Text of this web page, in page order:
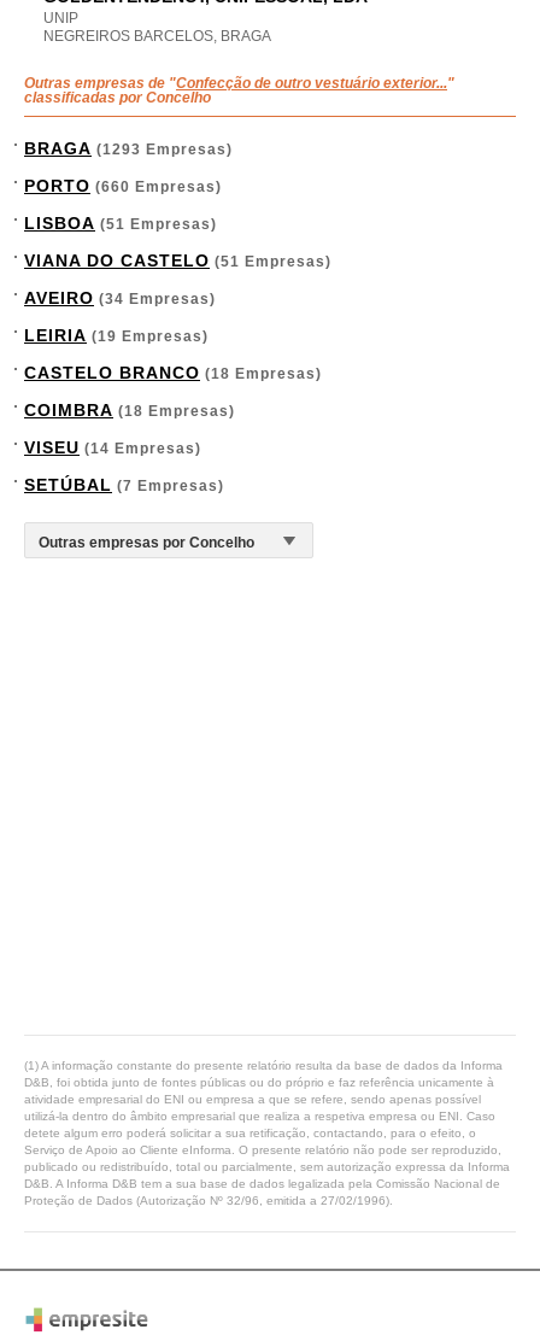
UNIP
NEGREIROS BARCELOS, BRAGA
Outras empresas de "Confecção de outro vestuário exterior..."
classificadas por Concelho
BRAGA (1293 Empresas)
PORTO (660 Empresas)
LISBOA (51 Empresas)
VIANA DO CASTELO (51 Empresas)
AVEIRO (34 Empresas)
LEIRIA (19 Empresas)
CASTELO BRANCO (18 Empresas)
COIMBRA (18 Empresas)
VISEU (14 Empresas)
SETÚBAL (7 Empresas)
(1) A informação constante do presente relatório resulta da base de dados da Informa
D&B, foi obtida junto de fontes públicas ou do próprio e faz referência unicamente à
atividade empresarial do ENI ou empresa a que se refere, sendo apenas possível
utilizá-la dentro do âmbito empresarial que realiza a respetiva empresa ou ENI. Caso
detete algum erro poderá solicitar a sua retificação, contactando, para o efeito, o
Serviço de Apoio ao Cliente eInforma. O presente relatório não pode ser reproduzido,
publicado ou redistribuído, total ou parcialmente, sem autorização expressa da Informa
D&B. A Informa D&B tem a sua base de dados legalizada pela Comissão Nacional de
Proteção de Dados (Autorização Nº 32/96, emitida a 27/02/1996).